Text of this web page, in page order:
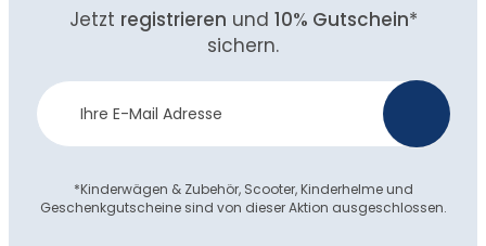
Jetzt registrieren und 10% Gutschein*
sichern.
Newsletter
Anmeldung
*Kinderwägen & Zubehör, Scooter, Kinderhelme und
Geschenkgutscheine sind von dieser Aktion ausgeschlossen.